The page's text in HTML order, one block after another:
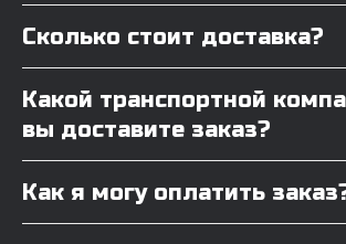
Сколько стоит доставка?
Какой транспортной
вы доставите заказ?
Как я могу оплатить